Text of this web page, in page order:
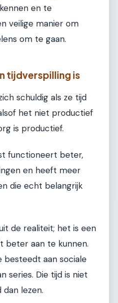
en te
veilige manier om
om te gaan.
tijdverspilling is
schuldig als ze tijd
het niet productief
is productief.
functioneert beter,
en heeft meer
die echt belangrijk
de realiteit; het is een
beter aan te kunnen.
besteedt aan sociale
series. Die tijd is niet
lezen.